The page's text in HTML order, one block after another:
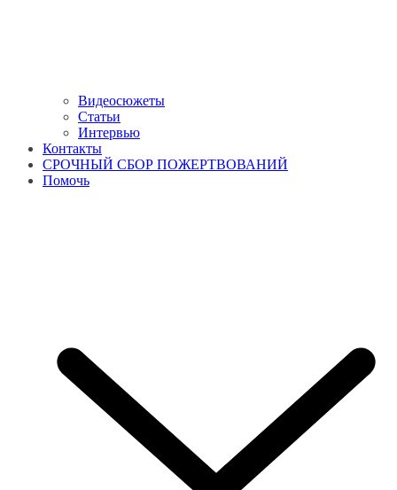
Видеосюжеты
Статьи
Интервью
Контакты
СРОЧНЫЙ СБОР ПОЖЕРТВОВАНИЙ
Помочь